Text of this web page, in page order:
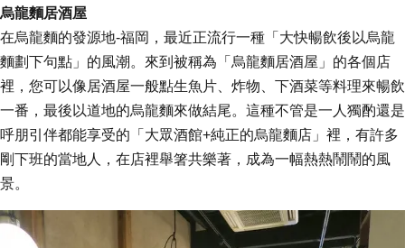
烏龍麵居酒屋
在烏龍麵的發源地-福岡，最近正流行一種「大快暢飲後以烏龍
麵劃下句點」的風潮。來到被稱為「烏龍麵居酒屋」的各個店
裡，您可以像居酒屋一般點生魚片、炸物、下酒菜等料理來暢飲
一番，最後以道地的烏龍麵來做結尾。這種不管是一人獨酌還是
呼朋引伴都能享受的「大眾酒館+純正的烏龍麵店」裡，有許多
剛下班的當地人，在店裡舉箸共樂著，成為一幅熱熱鬧鬧的風
景。